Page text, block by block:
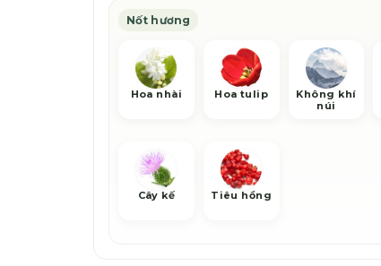
Nốt hương
Hoa nhài Hoa tulip
Không khí
núi
Cây kế Tiêu hồng